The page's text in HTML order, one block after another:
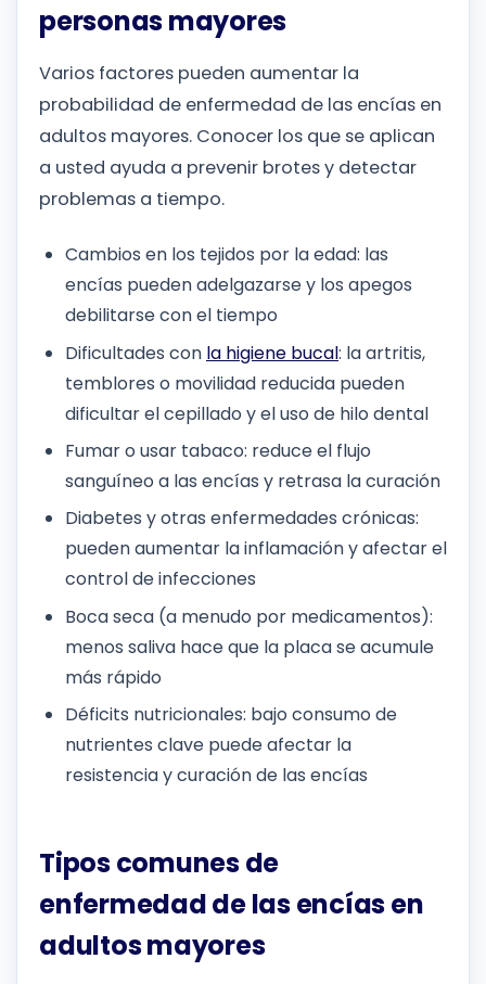
personas mayores
Varios factores pueden aumentar la
probabilidad de enfermedad de las encías en
adultos mayores. Conocer los que se aplican
a usted ayuda a prevenir brotes y detectar
problemas a tiempo.
Cambios en los tejidos por la edad: las
encías pueden adelgazarse y los apegos
debilitarse con el tiempo
Dificultades con la higiene bucal: la artritis,
temblores o movilidad reducida pueden
dificultar el cepillado y el uso de hilo dental
Fumar o usar tabaco: reduce el flujo
sanguíneo a las encías y retrasa la curación
Diabetes y otras enfermedades crónicas:
pueden aumentar la inflamación y afectar el
control de infecciones
Boca seca (a menudo por medicamentos):
menos saliva hace que la placa se acumule
más rápido
Déficits nutricionales: bajo consumo de
nutrientes clave puede afectar la
resistencia y curación de las encías
Tipos comunes de
enfermedad de las encías en
adultos mayores